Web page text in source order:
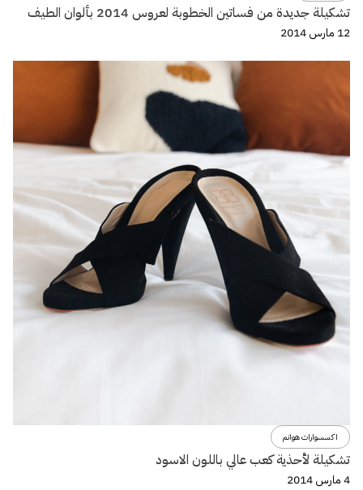
تشكيلة جديدة من فساتين الخطوبة لعروس 2014 بألوان الطيف
12 مارس 2014
اكسسوارات هوانم
تشكيلة لأحذية كعب عالي باللون الاسود
4 مارس 2014